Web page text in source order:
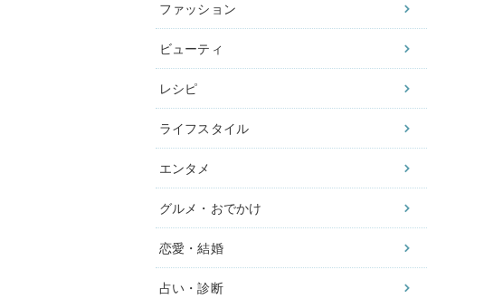
ファッション
ビューティ
レシピ
ライフスタイル
エンタメ
グルメ・おでかけ
恋愛・結婚
占い・診断